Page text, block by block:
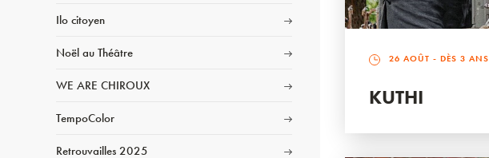
Ilo citoyen
Noël au Théâtre
WE ARE CHIROUX
TempoColor
Retrouvailles 2025
26 AOÛT - DÈS 3 ANS
KUTHI